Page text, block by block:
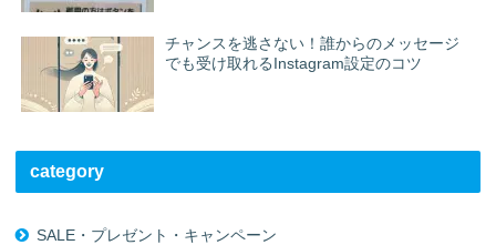
チャンスを逃さない！誰からのメッセージ
でも受け取れるInstagram設定のコツ
category
SALE・プレゼント・キャンペーン